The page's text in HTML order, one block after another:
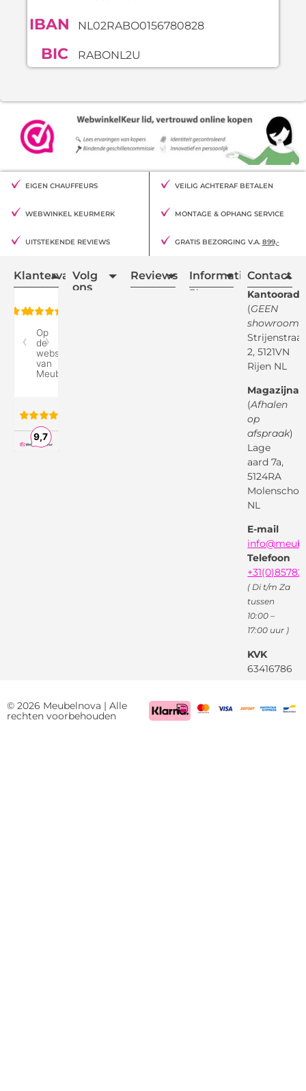
IBAN NL02RABO0156780828
BIC RABONL2U
EIGEN CHAUFFEURS VEILIG ACHTERAF BETALEN
WEBWINKEL KEURMERK MONTAGE & OPHANG SERVICE
UITSTEKENDE REVIEWS GRATIS BEZORGING V.A. 899,-
Klantervaring
Volg
ons
Reviews Informatie
Blogs
Retourvoorwaarden
Betaalmethodes
Montageservice
Garantievoorwaarden
Privacybeleid
Contact
(GEEN
showroom
Strijenstraat
2, 5121VN
Rijen NL
(Afhalen
op
afspraak)
Lage
aard 7a,
5124RA
Molenschot
NL
E-mail
Telefoon
( Di t/m Za
tussen
10:00 –
17:00 uur )
KVK
63416786
© 2026 Meubelnova | Alle
rechten voorbehouden